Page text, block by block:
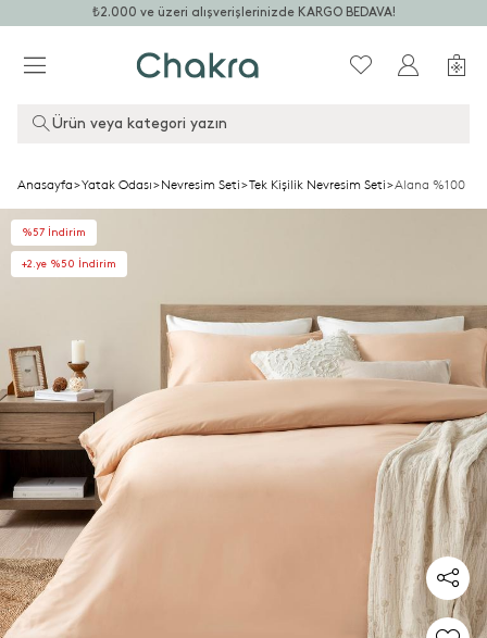
₺2.000 ve üzeri alışverişlerinizde KARGO BEDAVA!
Ürün veya kategori yazın
Anasayfa>Yatak Odası>Nevresim Seti>Tek Kişilik Nevresim Seti>Alana %100
%57 İndirim
+2.ye %50 İndirim